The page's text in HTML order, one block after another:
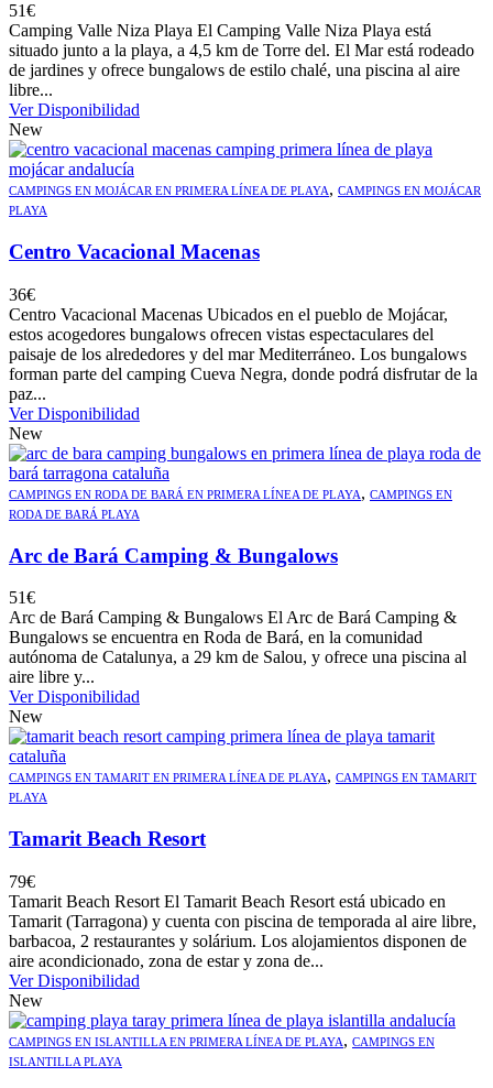
51€
Camping Valle Niza Playa El Camping Valle Niza Playa está
situado junto a la playa, a 4,5 km de Torre del. El Mar está rodeado
de jardines y ofrece bungalows de estilo chalé, una piscina al aire
libre...
Ver Disponibilidad
New
CAMPINGS EN MOJÁCAR EN PRIMERA LÍNEA DE PLAYA, CAMPINGS EN MOJÁCAR
PLAYA
Centro Vacacional Macenas
36€
Centro Vacacional Macenas Ubicados en el pueblo de Mojácar,
estos acogedores bungalows ofrecen vistas espectaculares del
paisaje de los alrededores y del mar Mediterráneo. Los bungalows
forman parte del camping Cueva Negra, donde podrá disfrutar de la
paz...
Ver Disponibilidad
New
CAMPINGS EN RODA DE BARÁ EN PRIMERA LÍNEA DE PLAYA, CAMPINGS EN
RODA DE BARÁ PLAYA
Arc de Bará Camping & Bungalows
51€
Arc de Bará Camping & Bungalows El Arc de Bará Camping &
Bungalows se encuentra en Roda de Bará, en la comunidad
autónoma de Catalunya, a 29 km de Salou, y ofrece una piscina al
aire libre y...
Ver Disponibilidad
New
CAMPINGS EN TAMARIT EN PRIMERA LÍNEA DE PLAYA, CAMPINGS EN TAMARIT
PLAYA
Tamarit Beach Resort
79€
Tamarit Beach Resort El Tamarit Beach Resort está ubicado en
Tamarit (Tarragona) y cuenta con piscina de temporada al aire libre,
barbacoa, 2 restaurantes y solárium. Los alojamientos disponen de
aire acondicionado, zona de estar y zona de...
Ver Disponibilidad
New
CAMPINGS EN ISLANTILLA EN PRIMERA LÍNEA DE PLAYA, CAMPINGS EN
ISLANTILLA PLAYA